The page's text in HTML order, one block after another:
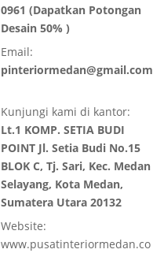
0961 (Dapatkan Potongan
Desain 50% )
Email:
pinteriormedan@gmail.com
Kunjungi kami di kantor:
Lt.1 KOMP. SETIA BUDI
POINT Jl. Setia Budi No.15
BLOK C, Tj. Sari, Kec. Medan
Selayang, Kota Medan,
Sumatera Utara 20132
Website:
www.pusatinteriormedan.co